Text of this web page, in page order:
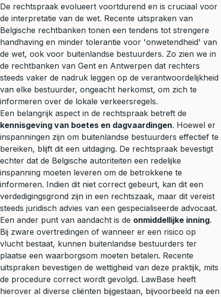
De rechtspraak evolueert voortdurend en is cruciaal voor
de interpretatie van de wet. Recente uitspraken van
Belgische rechtbanken tonen een tendens tot strengere
handhaving en minder tolerantie voor 'onwetendheid' van
de wet, ook voor buitenlandse bestuurders. Zo zien we in
de rechtbanken van Gent en Antwerpen dat rechters
steeds vaker de nadruk leggen op de verantwoordelijkheid
van elke bestuurder, ongeacht herkomst, om zich te
informeren over de lokale verkeersregels.
Een belangrijk aspect in de rechtspraak betreft de
kennisgeving van boetes en dagvaardingen. Hoewel er
inspanningen zijn om buitenlandse bestuurders effectief te
bereiken, blijft dit een uitdaging. De rechtspraak bevestigt
echter dat de Belgische autoriteiten een redelijke
inspanning moeten leveren om de betrokkene te
informeren. Indien dit niet correct gebeurt, kan dit een
verdedigingsgrond zijn in een rechtszaak, maar dit vereist
steeds juridisch advies van een gespecialiseerde advocaat.
Een ander punt van aandacht is de onmiddellijke inning.
Bij zware overtredingen of wanneer er een risico op
vlucht bestaat, kunnen buitenlandse bestuurders ter
plaatse een waarborgsom moeten betalen. Recente
uitspraken bevestigen de wettigheid van deze praktijk, mits
de procedure correct wordt gevolgd. LawBase heeft
hierover al diverse cliënten bijgestaan, bijvoorbeeld na een